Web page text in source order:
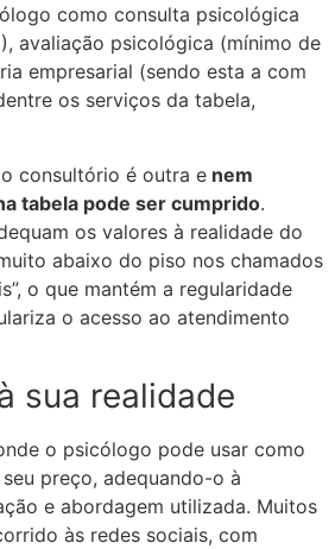
como consulta psicológica
avaliação psicológica (mínimo de
empresarial (sendo esta a com
os serviços da tabela,
consultório é outra e nem
tabela pode ser cumprido.
os valores à realidade do
abaixo do piso nos chamados
o que mantém a regularidade
o acesso ao atendimento
sua realidade
o psicólogo pode usar como
preço, adequando-o à
e abordagem utilizada. Muitos
às redes sociais, com